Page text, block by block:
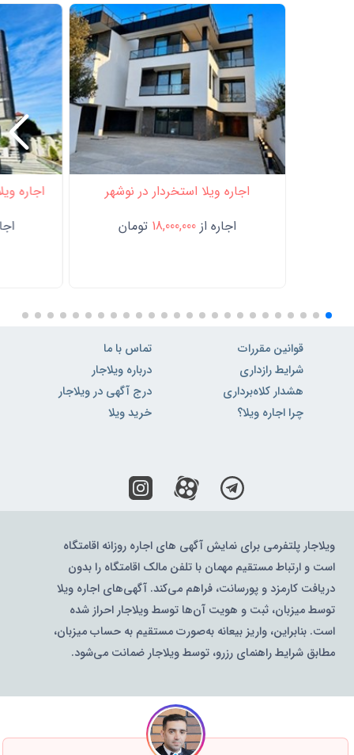
اجاره ویلا استخردار در نوشهر
اجاره از 18,000,000 تومان
اجاره
قوانین مقررات
شرایط رازداری
هشدار کلاه‌برداری
چرا اجاره ویلا؟
تماس با ما
درباره ویلاجار
درج آگهی در ویلاجار
خرید ویلا
ویلاجار پلتفرمی برای نمایش آگهی های اجاره روزانه اقامتگاه
است و ارتباط مستقیم مهمان با تلفن مالک اقامتگاه را بدون
دریافت کارمزد و پورسانت، فراهم می‌کند. آگهی‌های اجاره ویلا
توسط میزبان، ثبت و هویت آن‌ها توسط ویلاجار احراز شده
است. بنابراین، واریز بیعانه به‌صورت مستقیم به حساب میزبان،
مطابق شرایط راهنمای رزرو، توسط ویلاجار ضمانت می‌شود.